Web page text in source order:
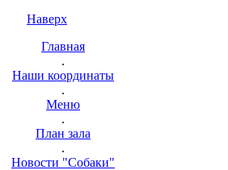
Наверх
Главная
.
Наши координаты
.
Меню
.
План зала
.
Новости "Собаки"